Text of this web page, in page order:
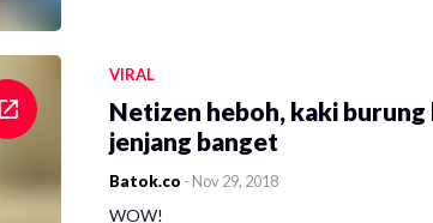
VIRAL
Netizen heboh, kaki
jenjang banget
Batok.co - Nov 29, 2018
WOW!